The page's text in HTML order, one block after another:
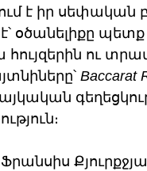
է իր սեփական
է՝ օծանելիքը
ու
Baccarat